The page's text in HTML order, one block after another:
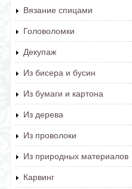
Вязание спицами
Головоломки
Декупаж
Из бисера и бусин
Из бумаги и картона
Из дерева
Из проволоки
Из природных материалов
Карвинг